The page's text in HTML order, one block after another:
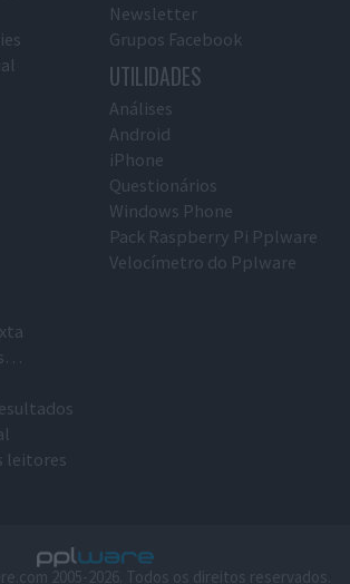
Newsletter
Grupos Facebook
UTILIDADES
Análises
Android
iPhone
Questionários
Windows Phone
Pack Raspberry Pi Pplware
Velocímetro do Pplware
leitores
2005-2026. Todos os direitos reservados.